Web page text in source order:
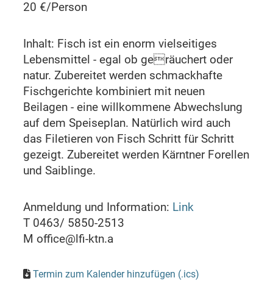
20 €/Person
Inhalt: Fisch ist ein enorm vielseitiges
Lebensmittel - egal ob geräuchert oder
natur. Zubereitet werden schmackhafte
Fischgerichte kombiniert mit neuen
Beilagen - eine willkommene Abwechslung
auf dem Speiseplan. Natürlich wird auch
das Filetieren von Fisch Schritt für Schritt
gezeigt. Zubereitet werden Kärntner Forellen
und Saiblinge.
Anmeldung und Information: Link
T 0463/ 5850-2513
M office@lfi-ktn.a
Termin zum Kalender hinzufügen (.ics)